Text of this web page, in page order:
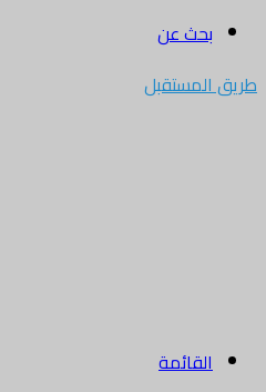
بحث عن
طريق المستقبل
القائمة